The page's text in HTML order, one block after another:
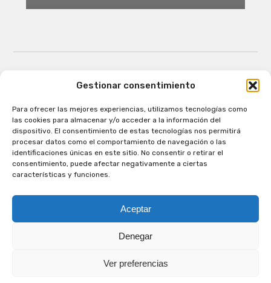
Gestionar consentimiento
Para ofrecer las mejores experiencias, utilizamos tecnologías como
las cookies para almacenar y/o acceder a la información del
dispositivo. El consentimiento de estas tecnologías nos permitirá
procesar datos como el comportamiento de navegación o las
identificaciones únicas en este sitio. No consentir o retirar el
consentimiento, puede afectar negativamente a ciertas
características y funciones.
Aceptar
Denegar
Ver preferencias
Patagual Radio Digital 2026 - Todos los derechos
reservados
la Radio de Verdad
Cobertura
Programación
Escríbenos